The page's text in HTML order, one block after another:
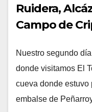
Ruidera,
Campo de
Nuestro segundo
donde visitamos El
cueva donde estuvo
embalse de